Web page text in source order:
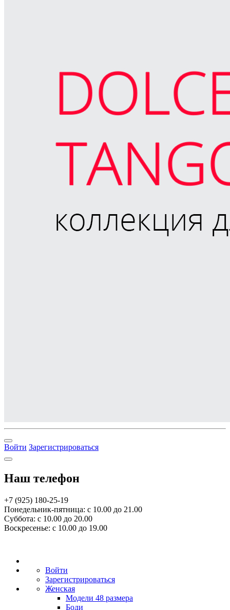
Войти Зарегистрироваться
Наш телефон
+7 (925) 180-25-19
Понедельник-пятница: с 10.00 до 21.00
Суббота: с 10.00 до 20.00
Воскресенье: с 10.00 до 19.00
Войти
Зарегистрироваться
Женская
Модели 48 размера
Боди